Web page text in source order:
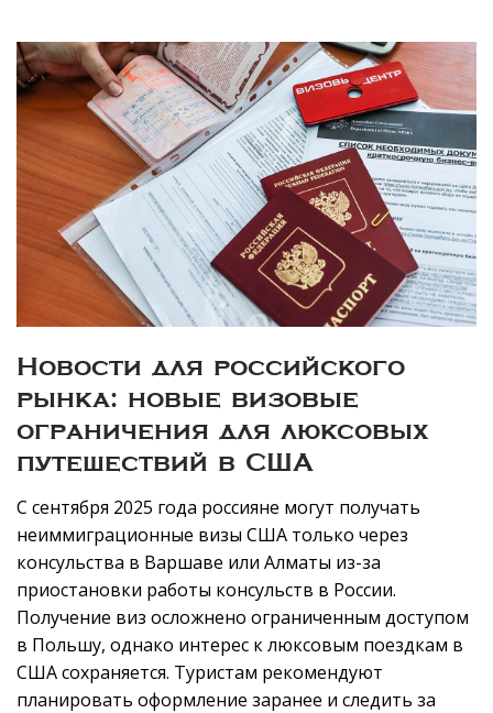
Новости для российского
рынка: новые визовые
ограничения для люксовых
путешествий в США
С сентября 2025 года россияне могут получать
неиммиграционные визы США только через
консульства в Варшаве или Алматы из-за
приостановки работы консульств в России.
Получение виз осложнено ограниченным доступом
в Польшу, однако интерес к люксовым поездкам в
США сохраняется. Туристам рекомендуют
планировать оформление заранее и следить за